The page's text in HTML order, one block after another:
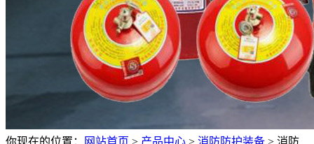
你现在的位置： 网站首页 > 产品中心 > 消防防护装备 > 消防